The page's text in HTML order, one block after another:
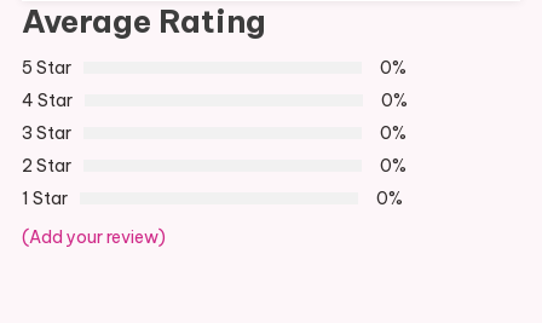
Average Rating
5 Star
0%
4 Star
0%
3 Star
0%
2 Star
0%
1 Star
0%
(Add your review)